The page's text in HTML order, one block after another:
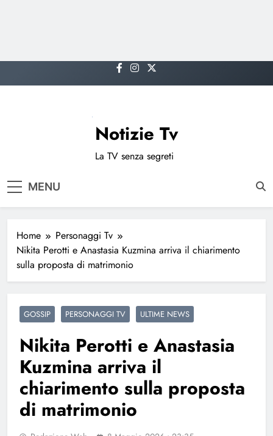
to
Notizie Tv
La TV senza segreti
MENU
Home
Personaggi Tv
Nikita Perotti e Anastasia Kuzmina arriva il chiarimento
sulla proposta di matrimonio
GOSSIP PERSONAGGI TV ULTIME NEWS
Nikita Perotti e Anastasia
Kuzmina arriva il
chiarimento sulla proposta
di matrimonio